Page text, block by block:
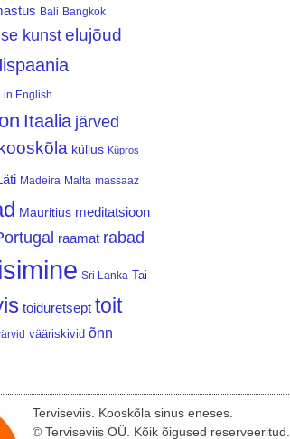
Bali Bangkok
kunst elujõud
in English
Itaalia järved
kooskõla küllus Küpros
Madeira Malta massaaz
Mauritius meditatsioon
raamat rabad
Sri Lanka Tai
toiduretsept toit
vääriskivid õnn
Terviseviis. Kooskõla sinus eneses.
© Terviseviis OÜ. Kõik õigused reserveeritud.